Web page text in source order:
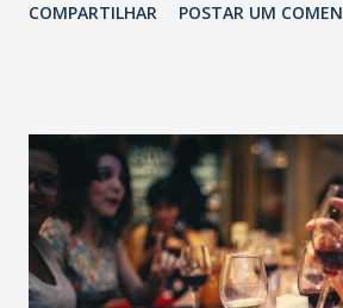
COMPARTILHAR POSTAR UM